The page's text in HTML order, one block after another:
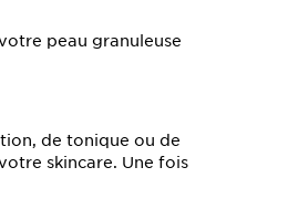
peau granuleuse
de tonique ou de
skincare. Une fois